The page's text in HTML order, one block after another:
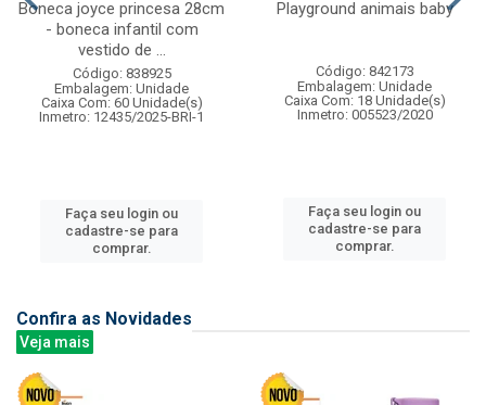
Boneca joyce princesa 28cm
- boneca infantil com
vestido de ...
Código: 838925
Embalagem: Unidade
Caixa Com: 60 Unidade(s)
Inmetro: 12435/2025-BRI-1
Faça seu login ou
cadastre-se para
comprar.
Playground animais baby
Código: 842173
Embalagem: Unidade
Caixa Com: 18 Unidade(s)
Inmetro: 005523/2020
Faça seu login ou
cadastre-se para
comprar.
Confira as Novidades
Veja mais